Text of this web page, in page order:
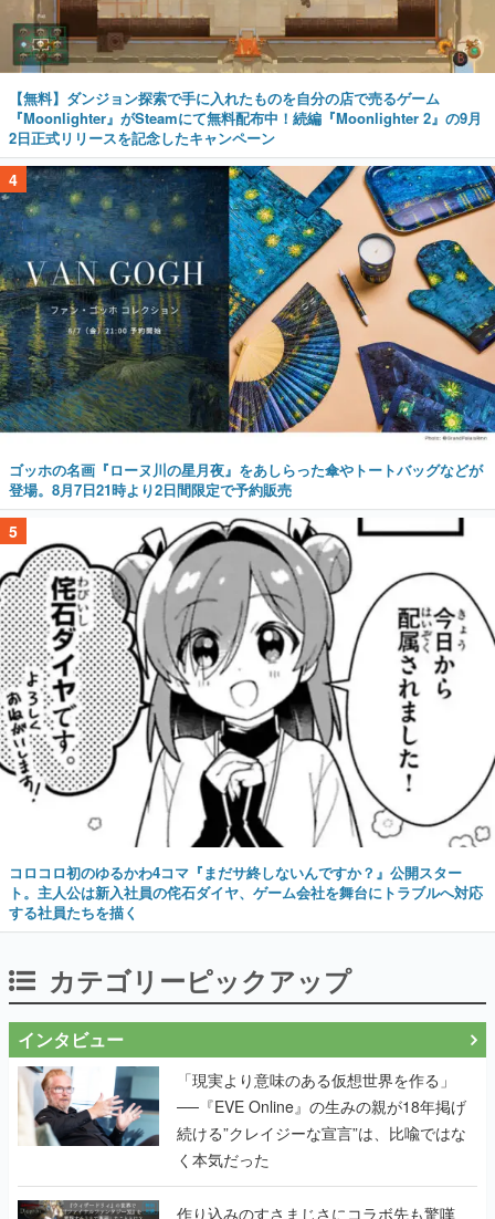
【無料】ダンジョン探索で手に入れたものを自分の店で売るゲーム
『Moonlighter』がSteamにて無料配布中！続編『Moonlighter 2』の9月
2日正式リリースを記念したキャンペーン
4
ゴッホの名画『ローヌ川の星月夜』をあしらった傘やトートバッグなどが
登場。8月7日21時より2日間限定で予約販売
5
コロコロ初のゆるかわ4コマ『まだサ終しないんですか？』公開スター
ト。主人公は新入社員の侘石ダイヤ、ゲーム会社を舞台にトラブルへ対応
する社員たちを描く
カテゴリーピックアップ
インタビュー
「現実より意味のある仮想世界を作る」
──『EVE Online』の生みの親が18年掲げ
続ける”クレイジーな宣言”は、比喩ではな
く本気だった
作り込みのすさまじさにコラボ先も驚嘆